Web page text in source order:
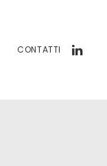
CONTATTI